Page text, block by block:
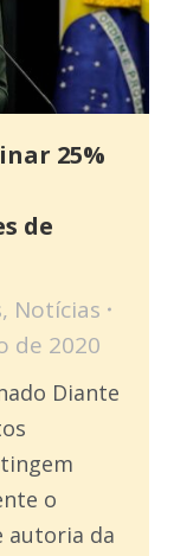
25%
de
, Notícias
de 2020
Diante
o
autoria da